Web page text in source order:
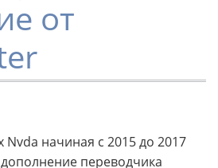
от
Nvda начиная с 2015 до 2017
переводчика